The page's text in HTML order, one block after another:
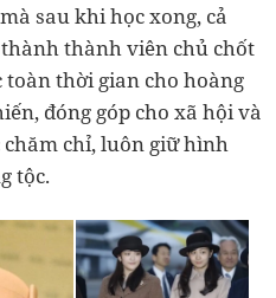
sau khi học xong, cả
thành viên chủ chốt
toàn thời gian cho hoàng
đóng góp cho xã hội và
chỉ, luôn giữ hình
tộc.